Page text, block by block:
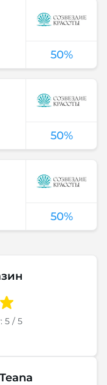
50%
50%
50%
5 / 5